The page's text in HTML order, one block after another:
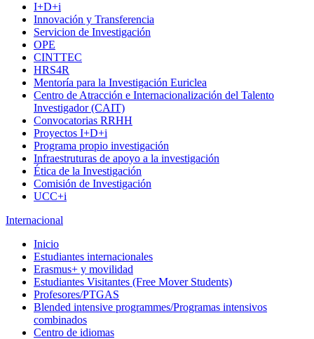
I+D+i
Innovación y Transferencia
Servicion de Investigación
OPE
CINTTEC
HRS4R
Mentoría para la Investigación Euriclea
Centro de Atracción e Internacionalización del Talento
Investigador (CAIT)
Convocatorias RRHH
Proyectos I+D+i
Programa propio investigación
Infraestruturas de apoyo a la investigación
Ética de la Investigación
Comisión de Investigación
UCC+i
Internacional
Inicio
Estudiantes internacionales
Erasmus+ y movilidad
Estudiantes Visitantes (Free Mover Students)
Profesores/PTGAS
Blended intensive programmes/Programas intensivos
combinados
Centro de idiomas